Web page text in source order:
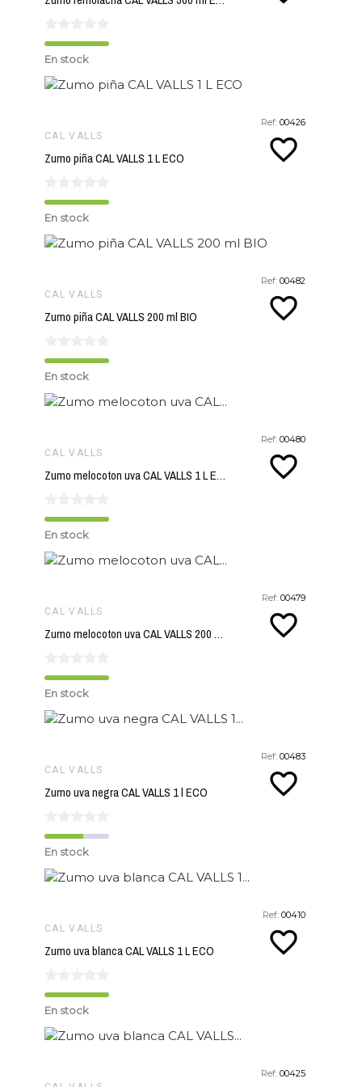
En stock
Ref:00426
CAL VALLS
Zumo piña CAL VALLS 1 L ECO
En stock
Ref:00482
CAL VALLS
Zumo piña CAL VALLS 200 ml BIO
En stock
favorite_border
Ref:00480
CAL VALLS
Zumo melocoton uva CAL VALLS 1 L ECO
En stock
favorite_border
Ref:00479
CAL VALLS
Zumo melocoton uva CAL VALLS 200 ml ECO
En stock
favorite_border
Ref:00483
CAL VALLS
Zumo uva negra CAL VALLS 1 l ECO
En stock
favorite_border
Ref:00410
CAL VALLS
Zumo uva blanca CAL VALLS 1 L ECO
En stock
favorite_border
Ref:00425
favorite_border